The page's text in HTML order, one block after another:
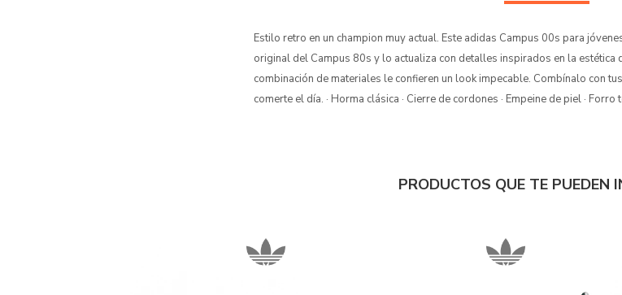
Estilo retro en un champion muy actual. Este adidas Campus 00s para
original del Campus 80s y lo actualiza con detalles inspirados en la estética
combinación de materiales le confieren un look impecable. Combínalo con
comerte el día. · Horma clásica · Cierre de cordones · Empeine de piel ·
PRODUCTOS QUE TE PUEDEN